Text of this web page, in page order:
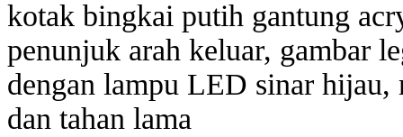
kotak bingkai putih gantung
penunjuk arah keluar, gambar
dengan lampu LED sinar hijau,
dan tahan lama